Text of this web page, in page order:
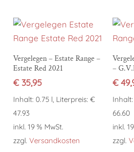
In den Warenkorb
Vergelegen – Estate Range –
Estate Red 2021
€35,95
Inhalt: 0.75 l, Literpreis: €
47.93
inkl. 19 % MwSt.
zzgl. Versandkosten
–
€
66.60
inkl.
zzgl.